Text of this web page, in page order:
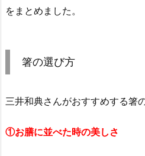
をまとめました。
箸の選び方
三井和典さんがおすすめする箸
①お膳に並べた時の美しさ